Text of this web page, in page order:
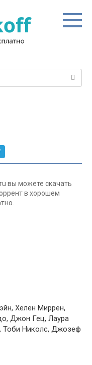
вы можете скачать
в хорошем
Хелен Миррен,
Джон Гец, Лаура
Тоби Николс, Джозеф